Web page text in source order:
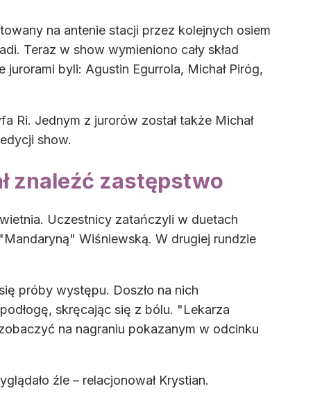
na antenie stacji przez kolejnych osiem
Teraz w show wymieniono cały skład
byli: Agustin Egurrola, Michał Piróg,
Ri. Jednym z jurorów został także Michał
show.
znaleźć zastępstwo
Uczestnicy zatańczyli w duetach
Wiśniewską. W drugiej rundzie
próby występu. Doszło na nich
skręcając się z bólu. "Lekarza
na nagraniu pokazanym w odcinku
źle – relacjonował Krystian.